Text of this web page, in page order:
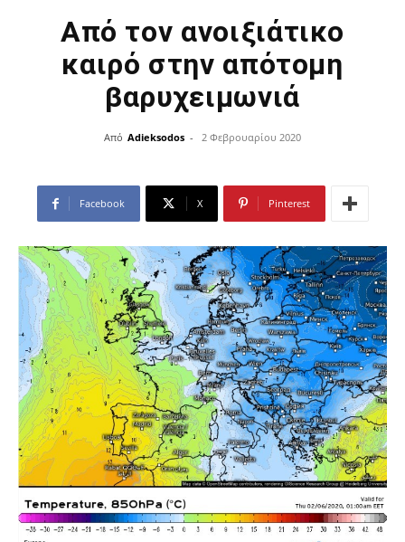
Από τον ανοιξιάτικο
καιρό στην απότομη
βαρυχειμωνιά
Από Adieksodos - 2 Φεβρουαρίου 2020
Facebook X Pinterest